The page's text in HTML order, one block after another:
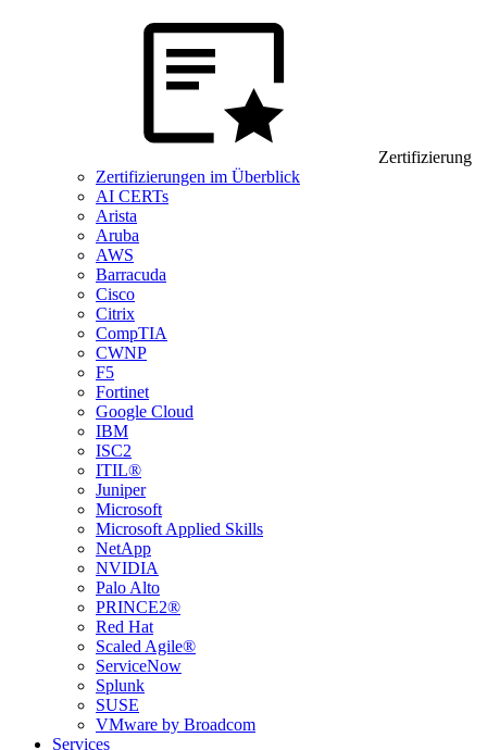
Zertifizierung
Zertifizierungen im Überblick
AI CERTs
Arista
Aruba
AWS
Barracuda
Cisco
Citrix
CompTIA
CWNP
F5
Fortinet
Google Cloud
IBM
ISC2
ITIL®
Juniper
Microsoft
Microsoft Applied Skills
NetApp
NVIDIA
Palo Alto
PRINCE2®
Red Hat
Scaled Agile®
ServiceNow
Splunk
SUSE
VMware by Broadcom
Services